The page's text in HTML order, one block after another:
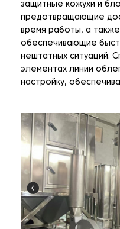
защитные кожухи и
предотвращающие
время работы, а
обеспечивающие
нештатных ситуаций.
элементах линии
настройку,